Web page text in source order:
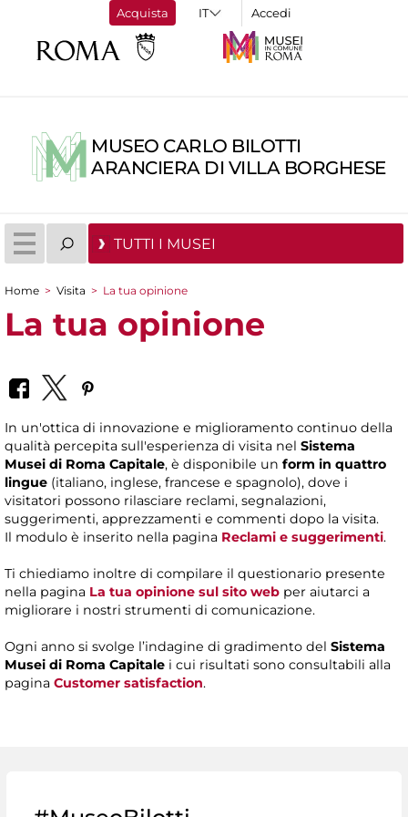
Acquista Accedi
MUSEO CARLO BILOTTI
ARANCIERA DI VILLA BORGHESE
TUTTI I MUSEI
Tu sei qui
Home > Visita > La tua opinione
La tua opinione
In un'ottica di innovazione e miglioramento continuo della
qualità percepita sull'esperienza di visita nel Sistema
Musei di Roma Capitale, è disponibile un form in quattro
lingue (italiano, inglese, francese e spagnolo), dove i
visitatori possono rilasciare reclami, segnalazioni,
suggerimenti, apprezzamenti e commenti dopo la visita.
Il modulo è inserito nella pagina Reclami e suggerimenti.
Ti chiediamo inoltre di compilare il questionario presente
nella pagina La tua opinione sul sito web per aiutarci a
migliorare i nostri strumenti di comunicazione.
Ogni anno si svolge l’indagine di gradimento del Sistema
Musei di Roma Capitale i cui risultati sono consultabili alla
pagina Customer satisfaction.